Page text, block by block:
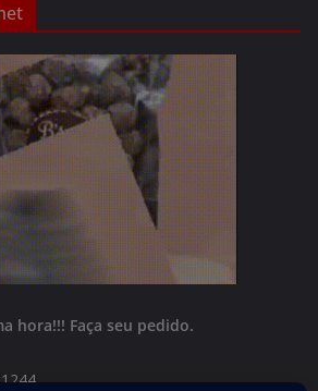
hora!!! Faça seu pedido.